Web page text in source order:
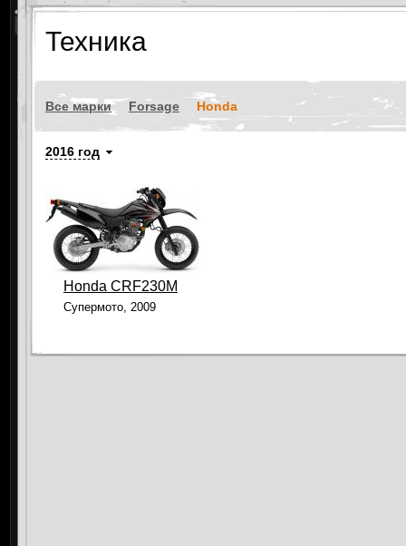
Техника
Все марки Forsage Honda
2016 год
Honda CRF230M
Супермото, 2009